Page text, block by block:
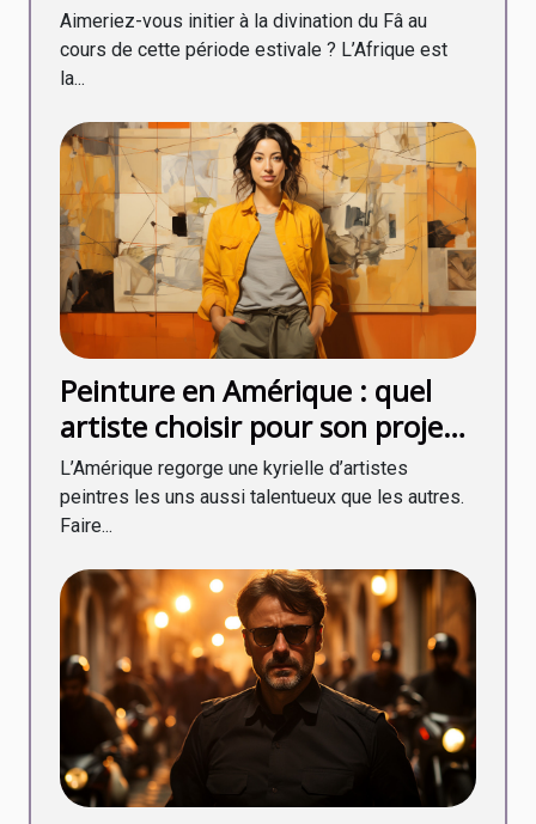
Aimeriez-vous initier à la divination du Fâ au
cours de cette période estivale ? L’Afrique est
la...
Peinture en Amérique : quel
artiste choisir pour son projet
en 2020 ?
L’Amérique regorge une kyrielle d’artistes
peintres les uns aussi talentueux que les autres.
Faire...